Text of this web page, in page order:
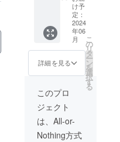
パーを
お届け
しま
す。 個
数は1個
高さ約
220mm
奥行
き約
60mm
幅約
35mm
色は白
を予定
してい
け予
定：
2024
年06
月
詳細を見る
こ
の
リ
タ
ー
ン
を
選
択
す
る
このプロ
ジェクト
は、All-or-
Nothing方式